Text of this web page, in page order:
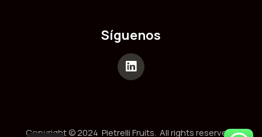
Síguenos
Copyright © 2024 Pietrelli Fruits. All rights reserved |